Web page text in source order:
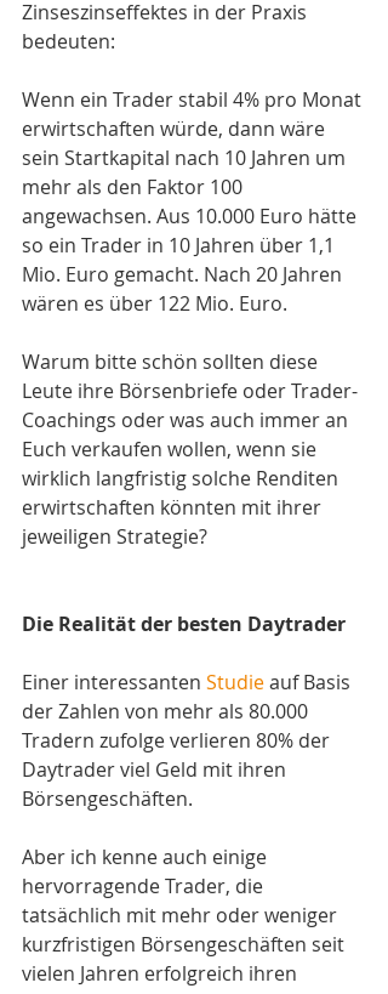
Zinseszinseffektes in der Praxis
bedeuten:
Wenn ein Trader stabil 4% pro Monat
erwirtschaften würde, dann wäre
sein Startkapital nach 10 Jahren um
mehr als den Faktor 100
angewachsen. Aus 10.000 Euro hätte
so ein Trader in 10 Jahren über 1,1
Mio. Euro gemacht. Nach 20 Jahren
wären es über 122 Mio. Euro.
Warum bitte schön sollten diese
Leute ihre Börsenbriefe oder Trader-
Coachings oder was auch immer an
Euch verkaufen wollen, wenn sie
wirklich langfristig solche Renditen
erwirtschaften könnten mit ihrer
jeweiligen Strategie?
Die Realität der besten Daytrader
Einer interessanten Studie auf Basis
der Zahlen von mehr als 80.000
Tradern zufolge verlieren 80% der
Daytrader viel Geld mit ihren
Börsengeschäften.
Aber ich kenne auch einige
hervorragende Trader, die
tatsächlich mit mehr oder weniger
kurzfristigen Börsengeschäften seit
vielen Jahren erfolgreich ihren